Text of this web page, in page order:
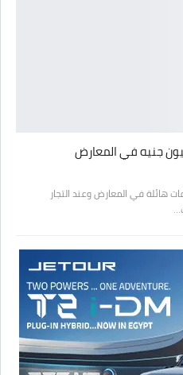
هائلة في المعارض وعند التجار